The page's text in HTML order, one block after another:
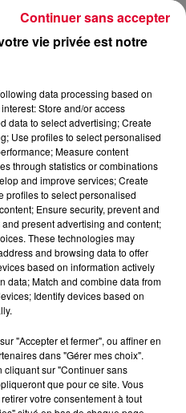
CE LUNDI !
par Christophe HUBERT
Cerrone
Crédit :
vie privée est notre
data processing based on
Store and/or access
data to select advertising; Create
Use profiles to select personalised
Measure content
through statistics or combinations
and improve services; Create
profiles to select personalised
Ensure security, prevent and
present advertising and content;
These technologies may
and browsing data to offer
based on information actively
data; Match and combine data from
Identify devices based on
"Accepter et fermer", ou affiner en
dans "Gérer mes choix".
cliquant sur "Continuer sans
que pour ce site. Vous
votre consentement à tout
Continuer sans accepter